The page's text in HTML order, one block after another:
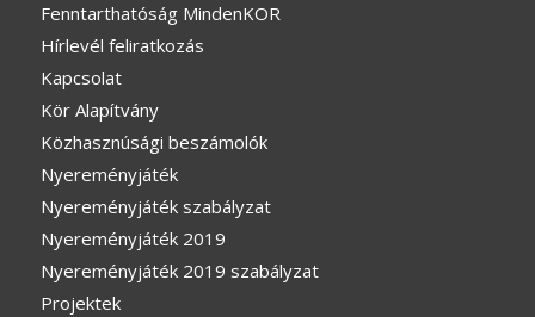
Fenntarthatóság MindenKOR
Hírlevél feliratkozás
Kapcsolat
Kör Alapítvány
Közhasznúsági beszámolók
Nyereményjáték
Nyereményjáték szabályzat
Nyereményjáték 2019
Nyereményjáték 2019 szabályzat
Projektek